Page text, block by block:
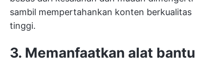
sambil mempertahankan konten berkualitas
tinggi.
3. Memanfaatkan alat bantu